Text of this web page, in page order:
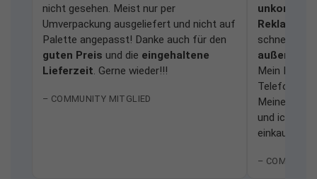
nicht gesehen. Meist nur per
Umverpackung ausgeliefert und nicht auf
Palette angepasst! Danke auch für den
guten Preis und die eingehaltene
Lieferzeit. Gerne wieder!!!
– COMMUNITY MITGLIED
schnell
Mein Dank
Meine
und ich
einkaufen.
–